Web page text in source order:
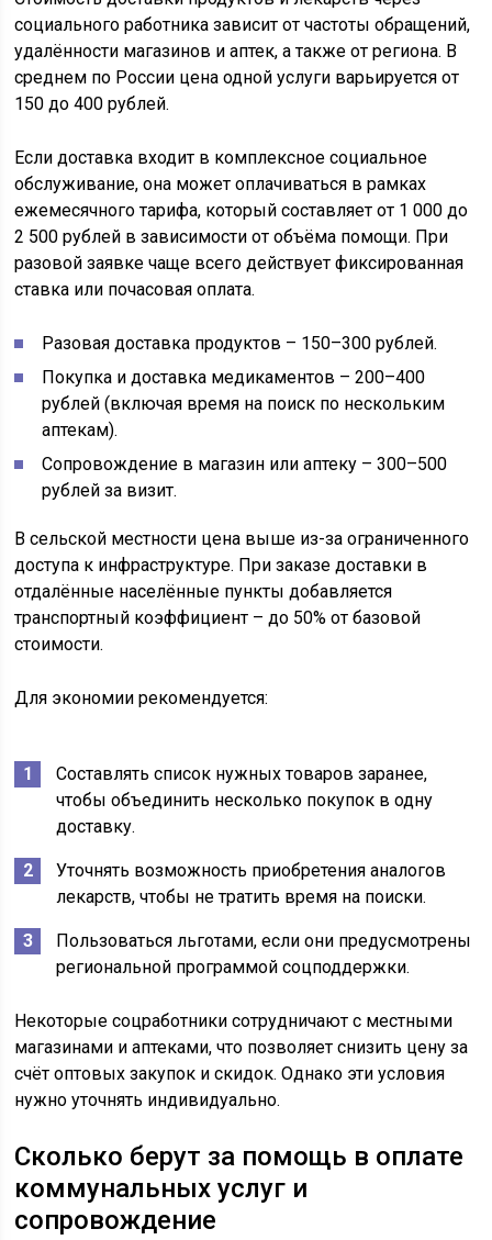
социального работника зависит от частоты обращений,
удалённости магазинов и аптек, а также от региона. В
среднем по России цена одной услуги варьируется от
150 до 400 рублей.
Если доставка входит в комплексное социальное
обслуживание, она может оплачиваться в рамках
ежемесячного тарифа, который составляет от 1 000 до
2 500 рублей в зависимости от объёма помощи. При
разовой заявке чаще всего действует фиксированная
ставка или почасовая оплата.
Разовая доставка продуктов – 150–300 рублей.
Покупка и доставка медикаментов – 200–400
рублей (включая время на поиск по нескольким
аптекам).
Сопровождение в магазин или аптеку – 300–500
рублей за визит.
В сельской местности цена выше из-за ограниченного
доступа к инфраструктуре. При заказе доставки в
отдалённые населённые пункты добавляется
транспортный коэффициент – до 50% от базовой
стоимости.
Для экономии рекомендуется:
Составлять список нужных товаров заранее,
чтобы объединить несколько покупок в одну
доставку.
Уточнять возможность приобретения аналогов
лекарств, чтобы не тратить время на поиски.
Пользоваться льготами, если они предусмотрены
региональной программой соцподдержки.
Некоторые соцработники сотрудничают с местными
магазинами и аптеками, что позволяет снизить цену за
счёт оптовых закупок и скидок. Однако эти условия
нужно уточнять индивидуально.
Сколько берут за помощь в оплате
коммунальных услуг и
сопровождение